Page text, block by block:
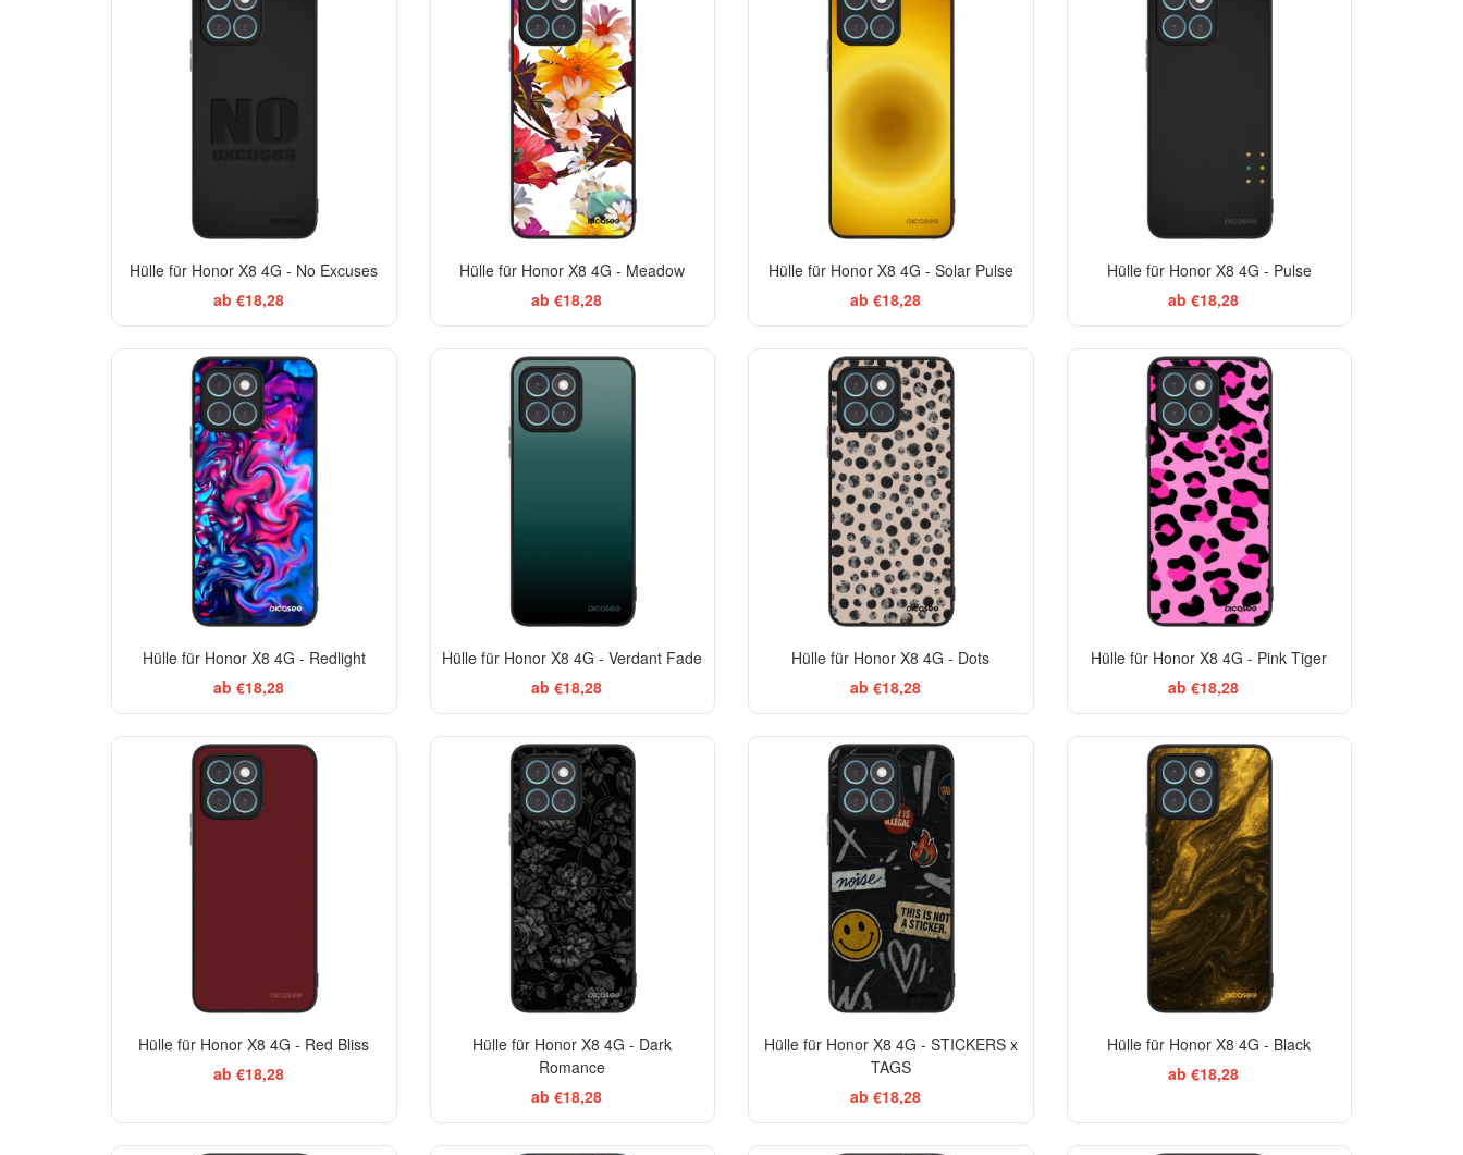
Hülle für Honor X8 4G - No Excuses
ab €18,28
Hülle für Honor X8 4G - Meadow
ab €18,28
Hülle für Honor X8 4G - Solar Pulse
ab €18,28
Hülle für Honor X8 4G - Pulse
ab €18,28
Hülle für Honor X8 4G - Redlight
ab €18,28
Hülle für Honor X8 4G - Verdant Fade
ab €18,28
Hülle für Honor X8 4G - Dots
ab €18,28
Hülle für Honor X8 4G - Pink Tiger
ab €18,28
Hülle für Honor X8 4G - Red Bliss
ab €18,28
Hülle für Honor X8 4G - Dark
Romance
ab €18,28
Hülle für Honor X8 4G - STICKERS x
TAGS
ab €18,28
Hülle für Honor X8 4G - Black
ab €18,28